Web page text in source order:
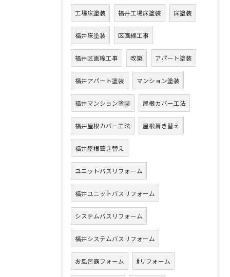
工場床塗装 福井工場床塗装 床塗装
福井床塗装 区画線工事
福井区画線工事 改築 アパート塗装
福井アパート塗装 マンション塗装
福井マンション塗装 屋根カバー工法
福井屋根カバー工法 屋根葺き替え
福井屋根葺き替え
ユニットバスリフォーム
福井ユニットバスリフォーム
システムバスリフォーム
福井システムバスリフォーム
お風呂露フォーム #リフォーム